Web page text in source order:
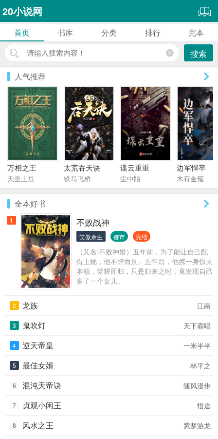
20小说网
首页 书库 分类 排行 完本
搜索
人气推荐
万相之王
天蚕土豆
太荒吞天诀
铁马飞桥
谍云重重
尘中陌
边军悍卒
木有金箍
全本好书
1 不败战神
笑傲余生 都市 完结
（又名:不败神婿）五年前，为了能让自己配
得上她，他不辞而别。五年后，他携一身惊天
本领，荣耀而归，只是归来之时，竟发现自己
多了一个女儿。
2 龙族 江南
3 鬼吹灯 天下霸唱
4 逆天帝皇 一米半半
5 最佳女婿 林平之
6 混沌天帝诀 随风漫步
7 贞观小闲王 悟途
8 风水之王 紫梦游龙